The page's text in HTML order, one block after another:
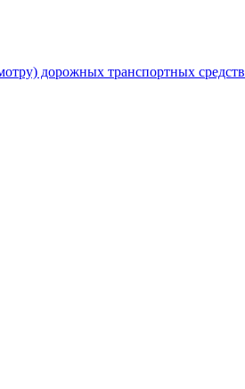
дорожных транспортных средств